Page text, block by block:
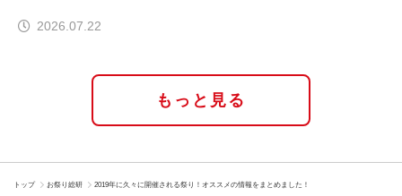
2026.07.22
もっと見る
トップ お祭り総研 2019年に久々に開催される祭り！オススメの情報をまとめました！